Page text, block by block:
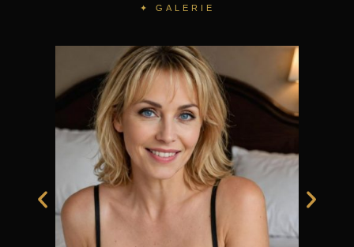
✦ GALERIE